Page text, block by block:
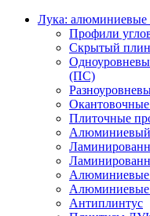
Лука: алюминиевые
Профили
Скрытый
(ПС)
Плиточные
Алюминиевый
Алюминиевые
Антиплинтус